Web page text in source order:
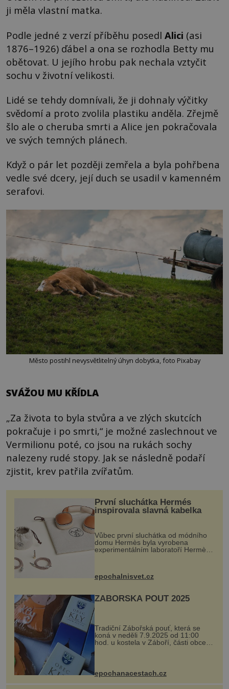
ji měla vlastní matka.
Podle jedné z verzí příběhu posedl Alici (asi
1876–1926) ďábel a ona se rozhodla Betty mu
obětovat. U jejího hrobu pak nechala vztyčit
sochu v životní velikosti.
Lidé se tehdy domnívali, že ji dohnaly výčitky
svědomí a proto zvolila plastiku anděla. Zřejmě
šlo ale o cheruba smrti a Alice jen pokračovala
ve svých temných plánech.
Když o pár let později zemřela a byla pohřbena
vedle své dcery, její duch se usadil v kamenném
serafovi.
Město postihl nevysvětlitelný úhyn dobytka, foto Pixabay
SVÁŽOU MU KŘÍDLA
„Za života to byla stvůra a ve zlých skutcích
pokračuje i po smrti,“ je možné zaslechnout ve
Vermilionu poté, co jsou na rukách sochy
nalezeny rudé stopy. Jak se následně podaří
zjistit, krev patřila zvířatům.
První sluchátka Hermés
inspirovala slavná kabelka
Vůbec první sluchátka od módního
domu Hermès byla vyrobena
experimentálním laboratoří Hermès
kovový...
epochalnisvet.cz
ZÁBOŘSKÁ POUŤ 2025
Tradiční Zábořská pouť, která se
koná v neděli 7.9.2025 od 11:00
hod. u kostela v Záboří, části obce
Kly u Mělníka. V programu naleznete
komentovanou prohlídku kostela,
epochanacestach.cz